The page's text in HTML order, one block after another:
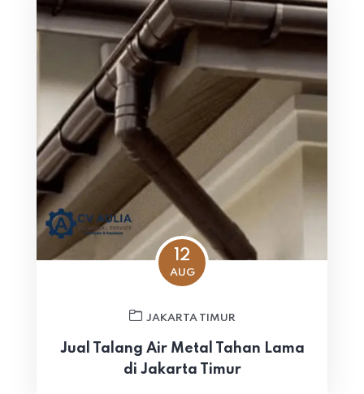
12
AUG
JAKARTA TIMUR
Jual Talang Air Metal Tahan Lama
di Jakarta Timur